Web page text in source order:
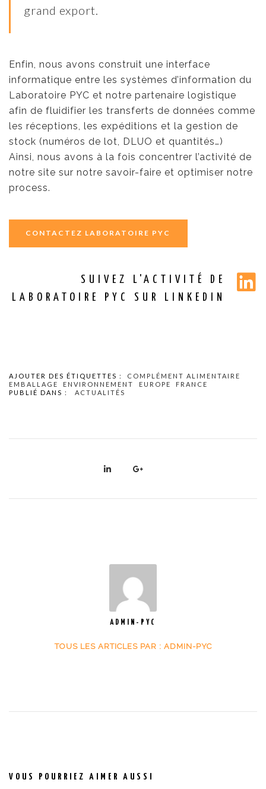
grand export.
Enfin, nous avons construit une interface
informatique entre les systèmes d’information du
Laboratoire PYC et notre partenaire logistique
afin de fluidifier les transferts de données comme
les réceptions, les expéditions et la gestion de
stock (numéros de lot, DLUO et quantités…)
Ainsi, nous avons à la fois concentrer l’activité de
notre site sur notre savoir-faire et optimiser notre
process.
CONTACTEZ LABORATOIRE PYC
SUIVEZ L'ACTIVITÉ DE
LABORATOIRE PYC SUR LINKEDIN
AJOUTER DES ÉTIQUETTES :
COMPLÉMENT ALIMENTAIRE
EMBALLAGE
ENVIRONNEMENT EUROPE
FRANCE
PUBLIÉ DANS :
ACTUALITÉS
ADMIN-PYC
TOUS LES ARTICLES PAR : ADMIN-PYC
VOUS POURRIEZ AIMER AUSSI